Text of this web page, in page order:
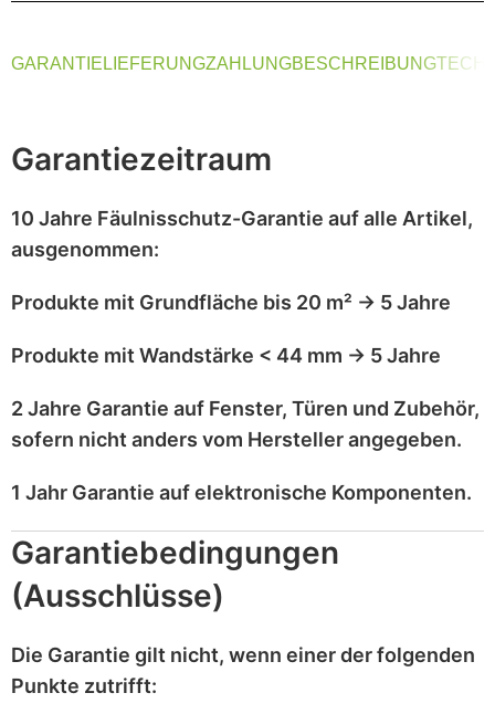
GARANTIE LIEFERUNGZAHLUNGBESCHREIBUNG
Garantiezeitraum
10 Jahre Fäulnisschutz-Garantie auf alle Artikel,
ausgenommen:
Produkte mit Grundfläche bis 20 m² → 5 Jahre
Produkte mit Wandstärke < 44 mm → 5 Jahre
2 Jahre Garantie auf Fenster, Türen und Zubehör,
sofern nicht anders vom Hersteller angegeben.
1 Jahr Garantie aufelektronische Komponenten.
Garantiebedingungen
(Ausschlüsse)
Die Garantie gilt nicht, wenn einer der folgenden
Punkte zutrifft: